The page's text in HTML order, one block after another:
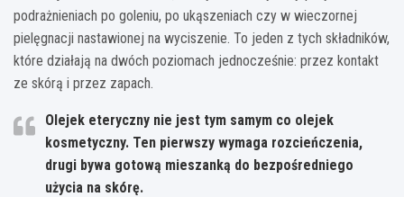
podrażnieniach po goleniu, po ukąszeniach czy w wieczornej
pielęgnacji nastawionej na wyciszenie. To jeden z tych składników,
które działają na dwóch poziomach jednocześnie: przez kontakt
ze skórą i przez zapach.
Olejek eteryczny nie jest tym samym co olejek
kosmetyczny. Ten pierwszy wymaga rozcieńczenia,
drugi bywa gotową mieszanką do bezpośredniego
użycia na skórę.